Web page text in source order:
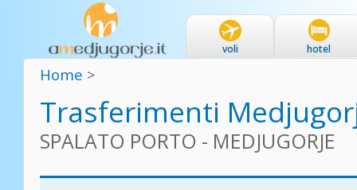
voli hotel
Home >
Trasferimenti
SPALATO PORTO - MEDJUGORJE